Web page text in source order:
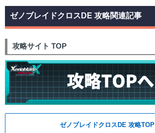
ゼノブレイドクロスDE 攻略関連記事
攻略サイト TOP
ゼノブレイドクロスDE 攻略TOP